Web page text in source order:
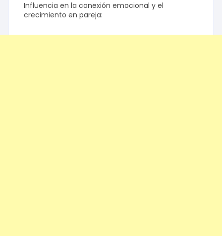
Influencia en la conexión emocional y el
crecimiento en pareja: